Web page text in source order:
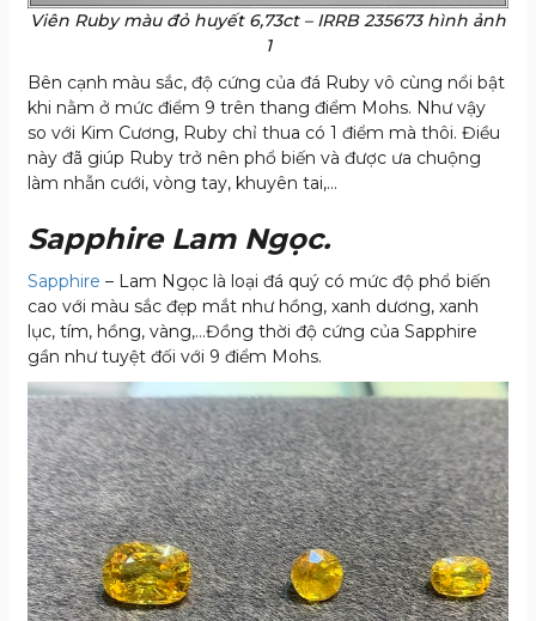
Viên Ruby màu đỏ huyết 6,73ct – IRRB 235673 hình ảnh
1
Bên cạnh màu sắc, độ cứng của đá Ruby vô cùng nổi bật
khi nằm ở mức điểm 9 trên thang điểm Mohs. Như vậy
so với Kim Cương, Ruby chỉ thua có 1 điểm mà thôi. Điều
này đã giúp Ruby trở nên phổ biến và được ưa chuộng
làm nhẫn cưới, vòng tay, khuyên tai,…
Sapphire Lam Ngọc.
Sapphire – Lam Ngọc là loại đá quý có mức độ phổ biến
cao với màu sắc đẹp mắt như hồng, xanh dương, xanh
lục, tím, hồng, vàng,…Đồng thời độ cứng của Sapphire
gần như tuyệt đối với 9 điểm Mohs.